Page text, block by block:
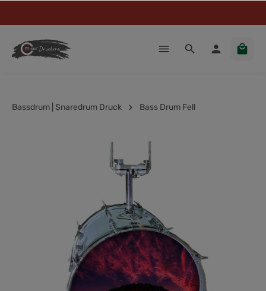
Bassdrum | Snaredrum Druck Bass Drum Fell